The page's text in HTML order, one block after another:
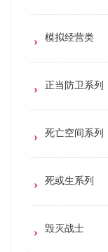
模拟经营类
正当防卫系列
死亡空间系列
死或生系列
毁灭战士